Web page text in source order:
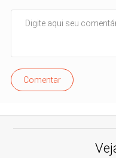
Comentar